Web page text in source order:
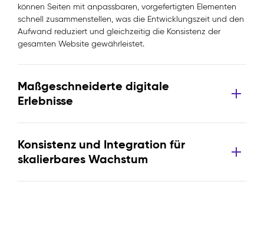
können Seiten mit anpassbaren, vorgefertigten Elementen
schnell zusammenstellen, was die Entwicklungszeit und den
Aufwand reduziert und gleichzeitig die Konsistenz der
gesamten Website gewährleistet.
Maßgeschneiderte digitale
Erlebnisse
Konsistenz und Integration für
skalierbares Wachstum